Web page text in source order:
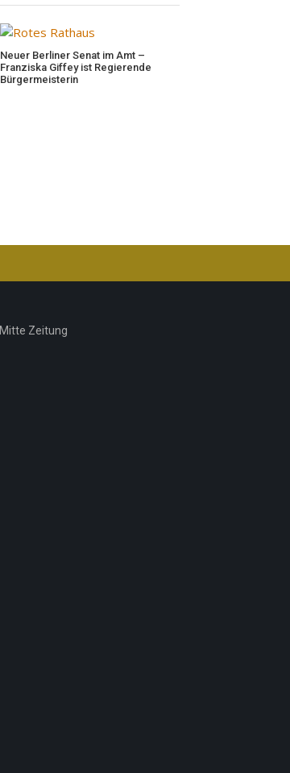
Neuer Berliner Senat im Amt –
Franziska Giffey ist Regierende
Bürgermeisterin